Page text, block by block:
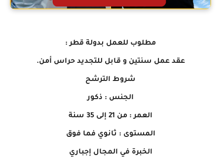
مطلوب للعمل بدولة قطر :
عقد عمل سنتين و قابل للتجديد حراس أمن.
شروط الترشح
الجنس : ذكور
العمر : من 21 إلى 35 سنة
المستوى : ثانوي فما فوق
الخبرة في المجال إجباري